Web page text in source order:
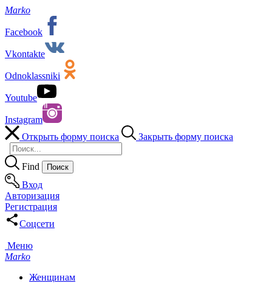
Marko
Facebook
Vkontakte
Odnoklassniki
Youtube
Instagram
Открыть форму поиска
Закрыть форму поиска
Find
Вход
Авторизация
Регистрация
Соцсети
Меню
Marko
Женщинам